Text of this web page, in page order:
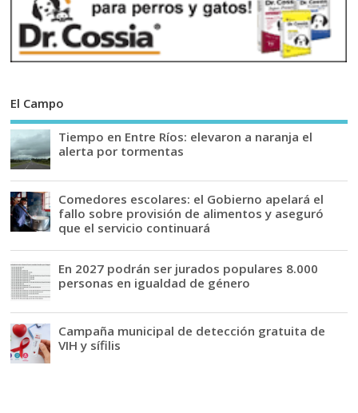
El Campo
Tiempo en Entre Ríos: elevaron a naranja el
alerta por tormentas
Comedores escolares: el Gobierno apelará el
fallo sobre provisión de alimentos y aseguró
que el servicio continuará
En 2027 podrán ser jurados populares 8.000
personas en igualdad de género
Campaña municipal de detección gratuita de
VIH y sífilis